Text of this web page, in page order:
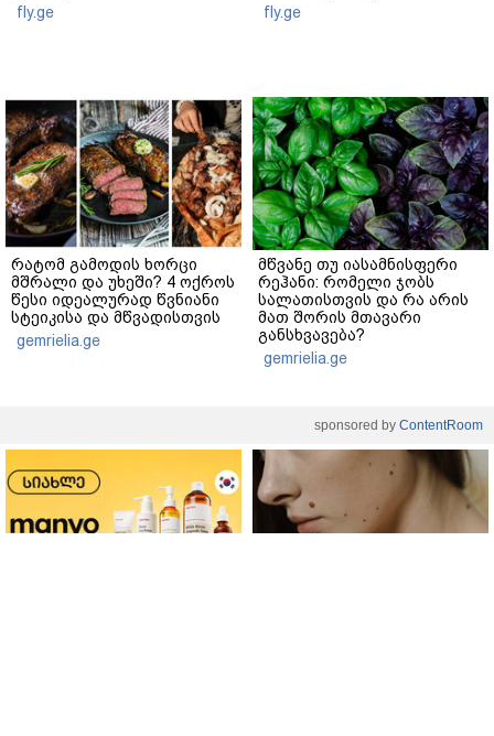
fly.ge
fly.ge
რატომ გამოდის ხორცი
მშრალი და უხეში? 4 ოქროს
წესი იდეალურად წვნიანი
სტეიკისა და მწვადისთვის
gemrielia.ge
მწვანე თუ იასამნისფერი
რეჰანი: რომელი ჯობს
სალათისთვის და რა არის
მათ შორის მთავარი
განსხვავება?
gemrielia.ge
sponsored by ContentRoom